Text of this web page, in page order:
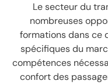
Le secteur du
nombreuses
formations dans ce
spécifiques du
compétences
confort des